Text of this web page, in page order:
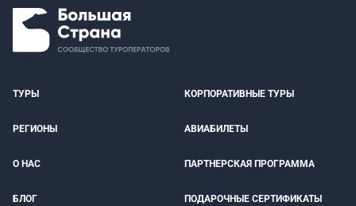
ТУРЫ КОРПОРАТИВНЫЕ ТУРЫ
РЕГИОНЫ АВИАБИЛЕТЫ
О НАС ПАРТНЕРСКАЯ ПРОГРАММА
БЛОГ ПОДАРОЧНЫЕ СЕРТИФИКАТЫ